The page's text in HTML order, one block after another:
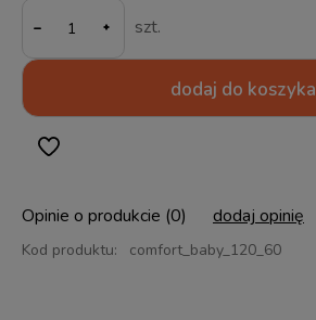
- szt.
dodaj do koszyka
Kod produktu: comfort_baby_120_60
Opinie o produkcie (0) dodaj opinię